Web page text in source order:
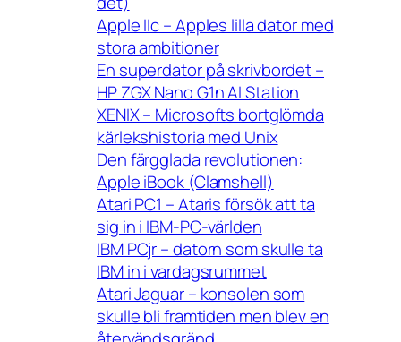
Apple IIc – Apples lilla dator med
stora ambitioner
En superdator på skrivbordet –
HP ZGX Nano G1n AI Station
XENIX – Microsofts bortglömda
kärlekshistoria med Unix
Den färgglada revolutionen:
Apple iBook (Clamshell)
Atari PC1 – Ataris försök att ta
sig in i IBM-PC-världen
IBM PCjr – datorn som skulle ta
IBM in i vardagsrummet
Atari Jaguar – konsolen som
skulle bli framtiden men blev en